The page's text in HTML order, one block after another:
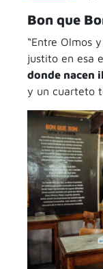
Bon que
“Entre Olmos
justito en esa
donde nacen
y un cuarteto